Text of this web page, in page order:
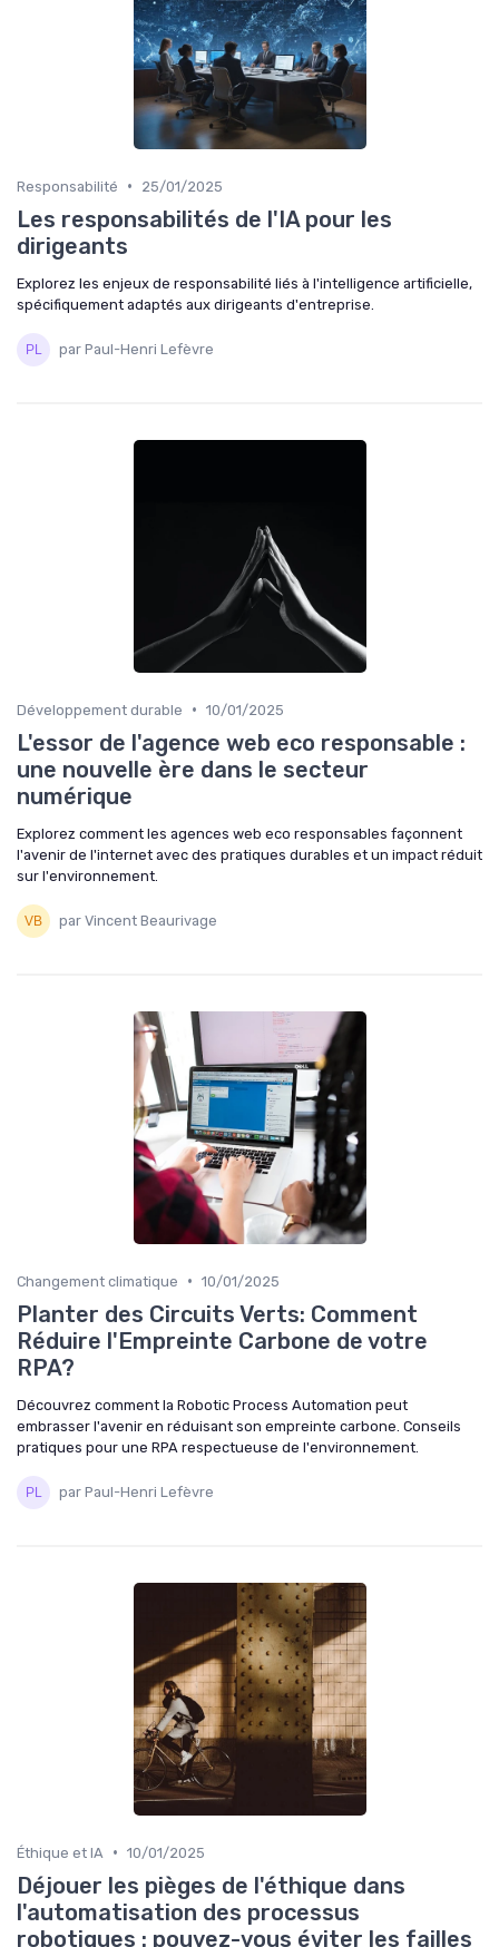
Responsabilité • 25/01/2025
Les responsabilités de l'IA pour les
dirigeants
Explorez les enjeux de responsabilité liés à l'intelligence artificielle,
spécifiquement adaptés aux dirigeants d'entreprise.
par Paul-Henri Lefèvre
Développement durable • 10/01/2025
L'essor de l'agence web eco responsable :
une nouvelle ère dans le secteur
numérique
Explorez comment les agences web eco responsables façonnent
l'avenir de l'internet avec des pratiques durables et un impact réduit
sur l'environnement.
par Vincent Beaurivage
Changement climatique • 10/01/2025
Planter des Circuits Verts: Comment
Réduire l'Empreinte Carbone de votre
RPA?
Découvrez comment la Robotic Process Automation peut
embrasser l'avenir en réduisant son empreinte carbone. Conseils
pratiques pour une RPA respectueuse de l'environnement.
par Paul-Henri Lefèvre
Éthique et IA • 10/01/2025
Déjouer les pièges de l'éthique dans
l'automatisation des processus
robotiques : pouvez-vous éviter les failles